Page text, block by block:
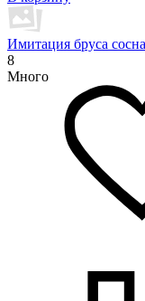
Имитация бруса
8
Много